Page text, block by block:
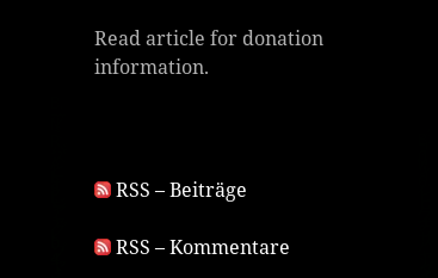
Read article for donation
information.
RSS – Beiträge
RSS – Kommentare